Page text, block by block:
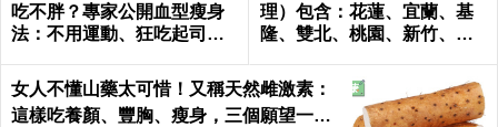
吃不胖？專家公開血型瘦身
法：不用運動、狂吃起司也
理）包含：花蓮、宜蘭、基
隆、雙北、桃園、新竹、台
女人不懂山藥太可惜！又稱天然雌激素：
這樣吃養顏、豐胸、瘦身，三個願望一次